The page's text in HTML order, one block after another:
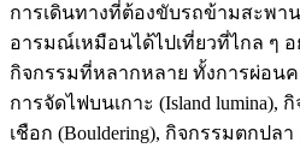
การเดินทางที่ต้องขับรถข้ามสะพา
อารมณ์เหมือนได้ไปเที่ยวที่ไกล ๆ
กิจกรรมที่หลากหลาย ทั้งการผ่อนค
การจัดไฟบนเกาะ (Island
เชือก (Bouldering), กิจกรรมตกปล